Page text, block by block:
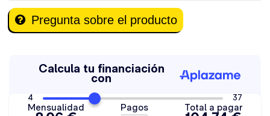
Pregunta sobre el producto